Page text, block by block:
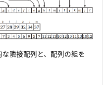
隣接配列と、配列の組を